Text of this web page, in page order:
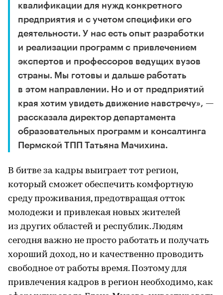
квалификации для нужд конкретного
предприятия и с учетом специфики его
деятельности. У нас есть опыт разработки
и реализации программ с привлечением
экспертов и профессоров ведущих вузов
страны. Мы готовы и дальше работать
в этом направлении. Но и от предприятий
края хотим увидеть движение навстречу», —
рассказала директор департамента
образовательных программ и консалтинга
Пермской ТПП Татьяна Мачихина.
В битве за кадры выиграет тот регион,
который сможет обеспечить комфортную
среду проживания, предотвращая отток
молодежи и привлекая новых жителей
из других областей и республик. Людям
сегодня важно не просто работать и получать
хороший доход, но и качественно проводить
свободное от работы время. Поэтому для
привлечения кадров в регион необходимо, как